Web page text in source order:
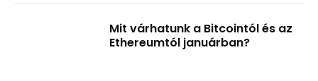
Mit várhatunk a Bitcointól és az
Ethereumtól januárban?